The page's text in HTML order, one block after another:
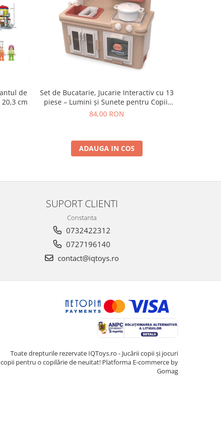
de
cm
Set de Bucatarie, Jucarie Interactiv cu 13
piese – Lumini și Sunete pentru Copii,
3ani+
84,00 RON
ADAUGA IN COS
SUPORT CLIENTI
Constanta
0732422312
0727196140
contact@iqtoys.ro
Toate drepturile rezervate IQToys.ro - Jucării copii și jocuri
copii pentru o copilărie de neuitat! Platforma E-commerce by
Gomag